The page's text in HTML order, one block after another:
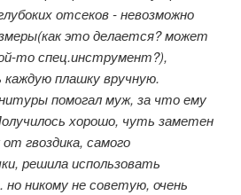
отсеков - невозможно
это делается? может
то спец.инструмент?),
плашку вручную.
помогал муж, за что ему
хорошо, чуть заметен
гвоздика, самого
решила использовать
но никому не советую, очень